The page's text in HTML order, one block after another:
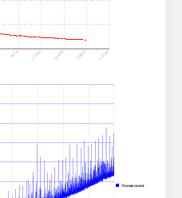
9674 11056 12438 13820 15202
Frame count